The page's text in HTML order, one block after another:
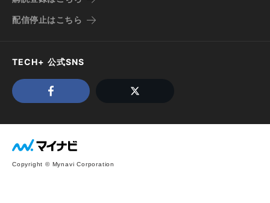
配信停止はこちら
TECH+ 公式SNS
Copyright © Mynavi Corporation